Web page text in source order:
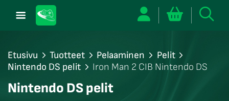
Etusivu Tuotteet Pelaaminen
Pelit
Nintendo DS pelit
Iron Man 2 CIB Nintendo DS
Nintendo DS pelit
sulje